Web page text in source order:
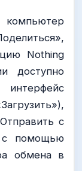
Nothing
доступно
с
с помощью
обмена в